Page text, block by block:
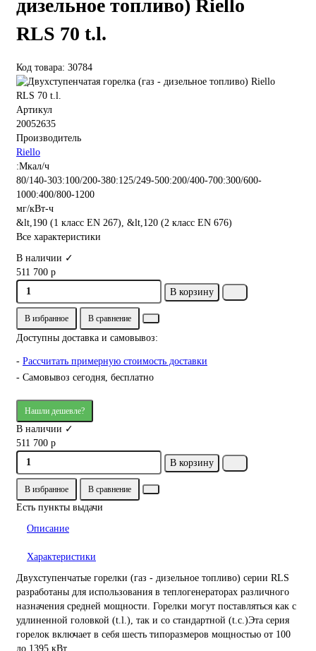
дизельное топливо) Riello
RLS 70 t.l.
Код товара: 30784
Артикул
20052635
Производитель
Riello
:Мкал/ч
80/140-303:100/200-380:125/249-500:200/400-700:300/600-
1000:400/800-1200
мг/кВт-ч
&lt,190 (1 класс EN 267), &lt,120 (2 класс EN 676)
Все характеристики
В наличии ✓
511 700 р
В корзину
В избранное В сравнение
Доступны доставка и самовывоз:
- Рассчитать примерную стоимость доставки
- Самовывоз сегодня, бесплатно
Нашли дешевле?
В наличии ✓
511 700 р
В корзину
В избранное В сравнение
Есть пункты выдачи
Описание
Характеристики
Двухступенчатые горелки (газ - дизельное топливо) серии RLS
разработаны для использования в теплогенераторах различного
назначения средней мощности. Горелки могут поставляться как с
удлиненной головкой (t.l.), так и со стандартной (t.с.)Эта серия
горелок включает в себя шесть типоразмеров мощностью от 100
до 1395 кВт.